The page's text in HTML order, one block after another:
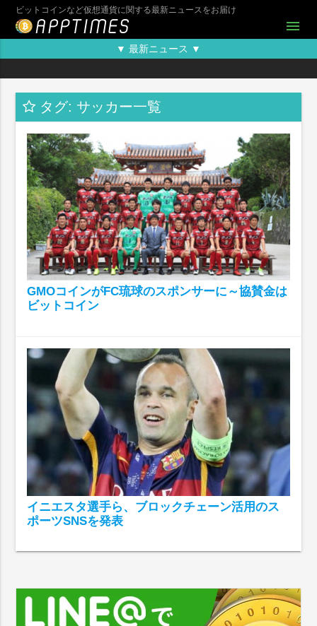
ビットコインなど仮想通貨に関する最新ニュースをお届け
menu
▼ 最新ニュース ▼
タグ: サッカー一覧
GMOコインがFC琉球のスポンサーに～協賛金は
ビットコイン
イニエスタ選手ら、ブロックチェーン活用のス
ポーツSNSを発表